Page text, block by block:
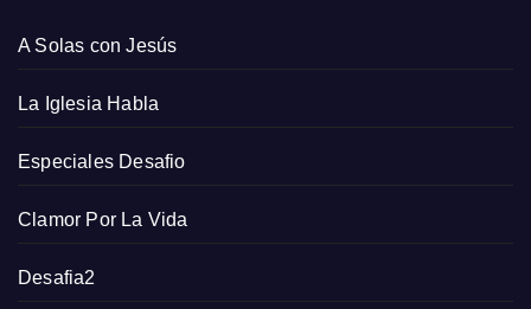
A Solas con Jesús
La Iglesia Habla
Especiales Desafio
Clamor Por La Vida
Desafia2